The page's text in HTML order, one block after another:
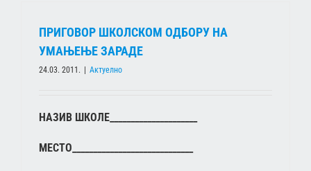
ПРИГОВОР ШКОЛСКОМ ОДБОРУ НА
УМАЊЕЊЕ ЗАРАДЕ
24.03. 2011. Актуелно
НАЗИВ ШКОЛЕ_____________________
МЕСТО_____________________________